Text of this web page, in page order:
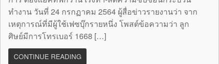
ทำงาน วันที่ 24 กรกฏาคม 2564 ผู้สื่อข่าวรายงานว่า จาก
เหตุการณ์ที่มีผู้ใช้เฟซบุ๊กรายหนึ่ง โพสต์ข้อความว่า ลูก
ศิษย์มีการโทรเบอร์ 1668 […]
CONTINUE READING